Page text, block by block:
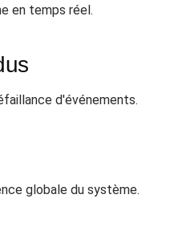
en temps réel.
d'événements.
globale du système.